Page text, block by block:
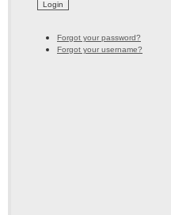
Forgot your password?
Forgot your username?